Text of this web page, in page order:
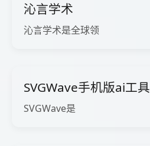
沁言学术
沁言学术是全球领
SVGWave手机版ai工具
SVGWave是